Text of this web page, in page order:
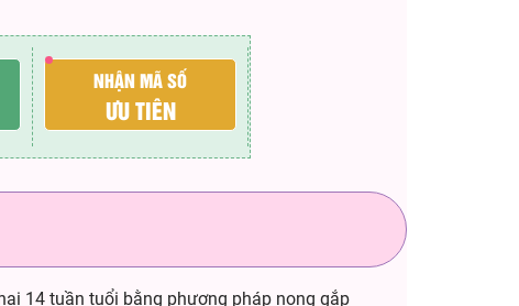
NHẬN MÃ SỐ
ƯU TIÊN
14 tuần tuổi bằng phương pháp nong gắp